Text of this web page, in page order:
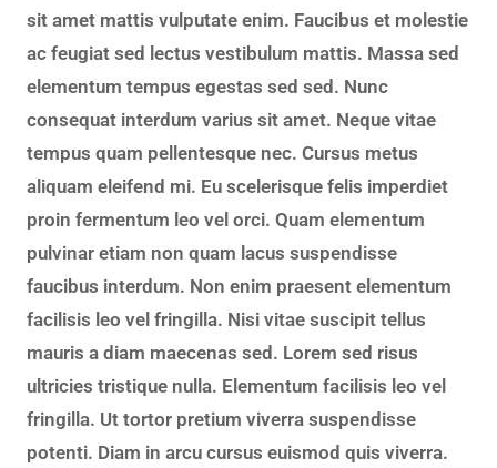
sit amet mattis vulputate enim. Faucibus et molestie
ac feugiat sed lectus vestibulum mattis. Massa sed
elementum tempus egestas sed sed. Nunc
consequat interdum varius sit amet. Neque vitae
tempus quam pellentesque nec. Cursus metus
aliquam eleifend mi. Eu scelerisque felis imperdiet
proin fermentum leo vel orci. Quam elementum
pulvinar etiam non quam lacus suspendisse
faucibus interdum. Non enim praesent elementum
facilisis leo vel fringilla. Nisi vitae suscipit tellus
mauris a diam maecenas sed. Lorem sed risus
ultricies tristique nulla. Elementum facilisis leo vel
fringilla. Ut tortor pretium viverra suspendisse
potenti. Diam in arcu cursus euismod quis viverra.